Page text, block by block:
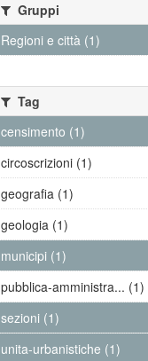
Gruppi
Regioni e città (1)
Tag
censimento (1)
circoscrizioni (1)
geografia (1)
geologia (1)
municipi (1)
pubblica-amministra... (1)
sezioni (1)
unita-urbanistiche (1)